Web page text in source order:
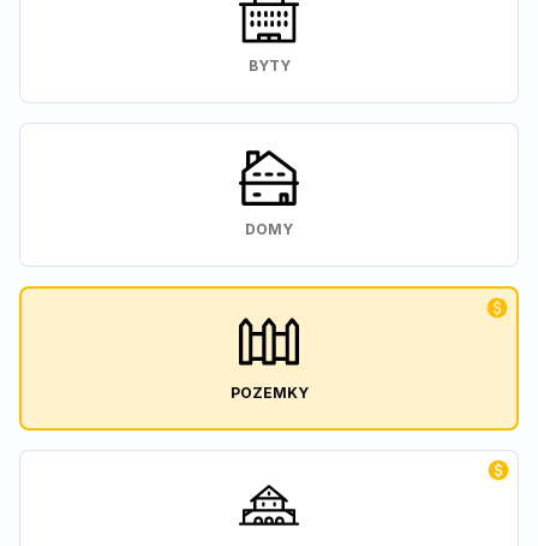
BYTY
DOMY
POZEMKY